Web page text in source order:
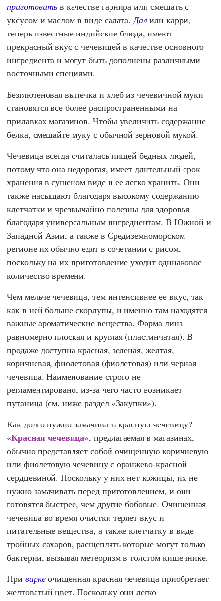
приготовить в качестве гарнира или смешать с
уксусом и маслом в виде салата.Дал или карри,
теперь известные индийские блюда, имеют
прекрасный вкус с чечевицей в качестве основного
ингредиента и могут быть дополнены различными
восточными специями.
Безглютеновая выпечка и хлеб из чечевичной муки
становятся все более распространенными на
прилавках магазинов. Чтобы увеличить содержание
белка, смешайте муку с обычной зерновой мукой.
Чечевица всегда считалась пищей бедных людей,
потому что она недорогая, имеет длительный срок
хранения в сушеном виде и ее легко хранить. Они
также насыщают благодаря высокому содержанию
клетчатки и чрезвычайно полезны для здоровья
благодаря универсальным ингредиентам. В Южной и
Западной Азии, а также в Средиземноморском
регионе их обычно едят в сочетании с рисом,
поскольку на их приготовление уходит одинаковое
количество времени.
Чем мельче чечевица, тем интенсивнее ее вкус, так
как в ней больше скорлупы, и именно там находятся
важные ароматические вещества. Форма линз
равномерно плоская и круглая (пластинчатая). В
продаже доступна красная, зеленая, желтая,
коричневая, фиолетовая (фиолетовая) или черная
чечевица. Наименование строго не
регламентировано, из-за чего часто возникает
путаница (см. ниже раздел «Закупки»).
Как долго нужно замачивать красную чечевицу?
«Красная чечевица», предлагаемая в магазинах,
обычно представляет собой очищенную коричневую
или фиолетовую чечевицу с оранжево-красной
сердцевиной. Поскольку у них нет кожицы, их не
нужно замачивать перед приготовлением, и они
готовятся быстрее, чем другие бобовые. Очищенная
чечевица во время очистки теряет вкус и
питательные вещества, а также клетчатку в виде
тройных сахаров, расщеплять которые могут только
бактерии, вызывая метеоризм в толстом кишечнике.
При варкеочищенная красная чечевица приобретает
желтоватый цвет. Поскольку они легко